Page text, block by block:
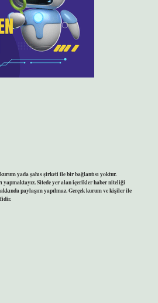
yada şahıs şirketi ile bir bağlantısı yoktur.
yapmaktayız. Sitede yer alan içerikler haber niteliği
paylaşım yapılmaz. Gerçek kurum ve kişiler ile